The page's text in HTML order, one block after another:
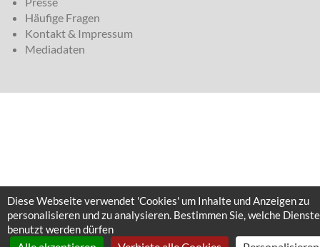
Häufige Fragen
Kontakt & Impressum
Mediadaten
Diese Webseite verwendet 'Cookies' um Inhalte und Anzeigen zu
personalisieren und zu analysieren. Bestimmen Sie, welche Dienste
benutzt werden dürfen